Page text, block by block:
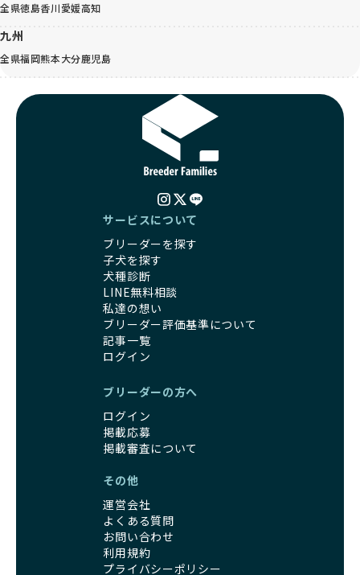
全県徳島香川愛媛高知
九州
全県福岡熊本大分鹿児島
サービスについて
ブリーダーを探す
子犬を探す
犬種診断
LINE無料相談
私達の想い
ブリーダー評価基準について
記事一覧
ログイン
ブリーダーの方へ
ログイン
掲載応募
掲載審査について
その他
運営会社
よくある質問
お問い合わせ
利用規約
プライバシーポリシー